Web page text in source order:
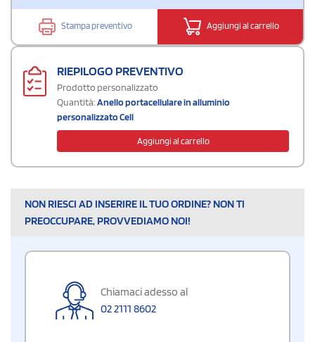
Stampa preventivo Aggiungi al carrello
RIEPILOGO PREVENTIVO
Prodotto personalizzato
Quantità:Anello portacellulare in alluminio
personalizzato Cell
Aggiungi al carrello
NON RIESCI AD INSERIRE IL TUO ORDINE? NON TI
PREOCCUPARE, PROVVEDIAMO NOI!
Chiamaci adesso al
02 2111 8602